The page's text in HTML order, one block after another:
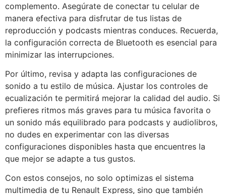
complemento. Asegúrate de conectar tu celular de
manera efectiva para disfrutar de tus listas de
reproducción y podcasts mientras conduces. Recuerda,
la configuración correcta de Bluetooth es esencial para
minimizar las interrupciones.
Por último, revisa y adapta las configuraciones de
sonido a tu estilo de música. Ajustar los controles de
ecualización te permitirá mejorar la calidad del audio. Si
prefieres ritmos más graves para tu música favorita o
un sonido más equilibrado para podcasts y audiolibros,
no dudes en experimentar con las diversas
configuraciones disponibles hasta que encuentres la
que mejor se adapte a tus gustos.
Con estos consejos, no solo optimizas el sistema
multimedia de tu Renault Express, sino que también